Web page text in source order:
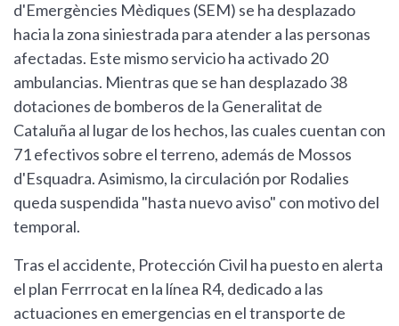
d'Emergències Mèdiques (SEM) se ha desplazado
hacia la zona siniestrada para atender a las personas
afectadas. Este mismo servicio ha activado 20
ambulancias. Mientras que se han desplazado 38
dotaciones de bomberos de la Generalitat de
Cataluña al lugar de los hechos, las cuales cuentan con
71 efectivos sobre el terreno, además de Mossos
d'Esquadra. Asimismo, la circulación por Rodalies
queda suspendida "hasta nuevo aviso" con motivo del
temporal.
Tras el accidente, Protección Civil ha puesto en alerta
el plan Ferrrocat en la línea R4, dedicado a las
actuaciones en emergencias en el transporte de